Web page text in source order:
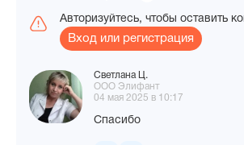
Авторизуйтесь, чтобы оставить
Вход или регистрация
Светлана Ц.
ООО Элифант
04 мая 2025 в 10:17
Спасибо